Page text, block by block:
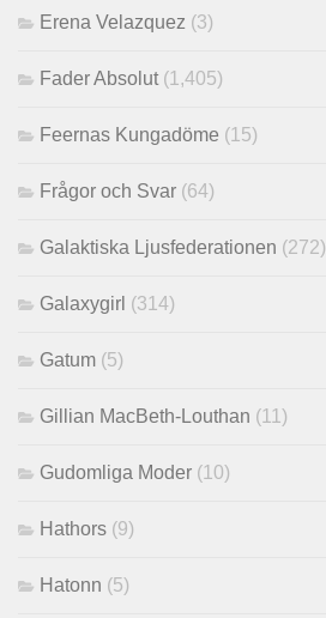
Erena Velazquez (3)
Fader Absolut (1,405)
Feernas Kungadöme (15)
Frågor och Svar (64)
Galaktiska Ljusfederationen (272)
Galaxygirl (314)
Gatum (5)
Gillian MacBeth-Louthan (11)
Gudomliga Moder (10)
Hathors (9)
Hatonn (5)